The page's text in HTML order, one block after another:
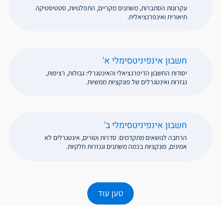
עקרונות הסתברות, משתנים מקריים, התפלגויות, סטטיסטיקה
תיאורית ואינפרנציאלית.
חשבון אינפיניטסימלי א'
יסודות החשבון הדיפרנציאלי והאינטגרלי: גבולות, רציפות,
נגזרות ואינטגרלים של פונקציות ממשיות.
חשבון אינפיניטסימלי ב'
הרחבה לנושאים מתקדמים: סדרות וטורים, אינטגרלים לא
אמינים, פונקציות בכמה משתנים ונגזרות חלקיות.
טען עוד